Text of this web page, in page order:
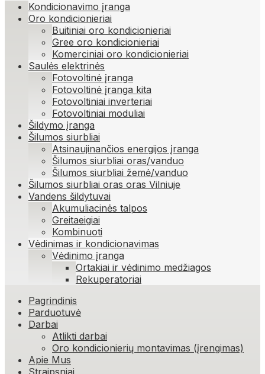
Kondicionavimo įranga
Oro kondicionieriai
Buitiniai oro kondicionieriai
Gree oro kondicionieriai
Komerciniai oro kondicionieriai
Saulės elektrinės
Fotovoltinė įranga
Fotovoltinė įranga kita
Fotovoltiniai inverteriai
Fotovoltiniai moduliai
Šildymo įranga
Šilumos siurbliai
Atsinaujinančios energijos įranga
Šilumos siurbliai oras/vanduo
Šilumos siurbliai žemė/vanduo
Šilumos siurbliai oras oras Vilniuje
Vandens šildytuvai
Akumuliacinės talpos
Greitaeigiai
Kombinuoti
Vėdinimas ir kondicionavimas
Vėdinimo įranga
Ortakiai ir vėdinimo medžiagos
Rekuperatoriai
Skip
content
Pagrindinis
Parduotuvė
Darbai
Atlikti darbai
Oro kondicionierių montavimas (įrengimas)
Apie Mus
Straipsniai